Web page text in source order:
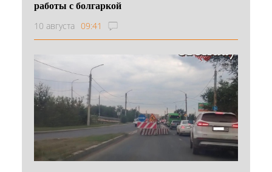
работы с болгаркой
10 августа 09:41